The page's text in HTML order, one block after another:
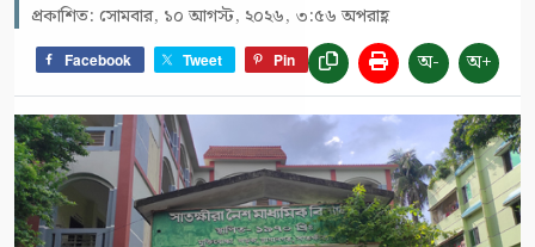
প্রকাশিত: সোমবার, ১০ আগস্ট, ২০২৬, ৩:৫৬ অপরাহ্ণ
Facebook Tweet Pin অ- অ+